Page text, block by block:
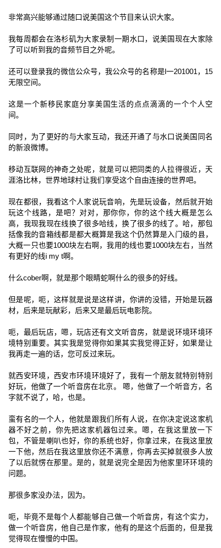
非常高兴能够通过随口说美国这个节目来认识大家。
我每周都会在洛杉矶为大家录制一期水口，说美国现在大家除
了可以听到我的音频节目之外呢。
还可以登录我的微信公众号，我公众号的名称是l一201001，15
无限空间。
这是一个新移民家庭分享美国生活的点点滴滴的一个个人空
间。
同时，为了更好的与大家互动，我还开通了与水口说美国同名
的新浪微博。
移动互联网的神奇之处呢，就是可以把同类的人拉得很近，天
涯洛比林，世界地球村让我们享受这个自由连接的世界吧。
现在都很，我看这个人家说玩音响，先是玩设备，然后就开始
玩这个线路，是吧？对对，那你你，你的这个线大概是怎么
高，我现我现在线换了很多哈线，换了很多的线了。哈，那包
括像我的音箱线都是都大概算是我这个仍然算是入门级的县，
大概一只也要1000块左右啊，我用的线也要1000块左右，当然
有更好的线i my t啊。
什么cober啊，就是那个眼睛蛇啊什么的很多的好线。
但是呢，呃，这样就是说是这样讲，你讲的没错，开始是玩器
材，后来是玩献彩，后来又是最后玩电影院。
呃，最后玩店，嗯，玩店还有文文听音房，就是说环境环境环
境特别重要。其实我是觉得你如果其实我觉得正好，如果是让
我再走一遍的话，您可反过来玩。
就西安环境，西安市环境环境好了，我有一个朋友就特别特别
好玩，他做了一个听音房在北京。 嗯，他做了一个听音方，名
字就不说了，哈，也是。
蛮有名的一个人，他就是跟我们所有人说，在你决定说这家机
器不好之前，你先把这家机器包过来。嗯，在我这里放一下
包，不管是喇叭也好，你的系统也好，你拿过来，在我这里放
一下他，然后在我这里放你还不满意，你再去买掉就很多人放
了以后就愣在那里。是的，就是说完全是因为他家里环环境的
问题。
那很多家没办法，因为。
呃，毕竟不是每个人都能够自己做一个听音房，有这个实力，
做一个听音房，他自己是作家，他有的是这个后面的，但是我
觉得现在慢慢的中国。